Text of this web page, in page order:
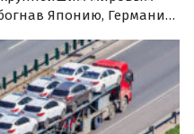
Японию, Германию,
Moody's.